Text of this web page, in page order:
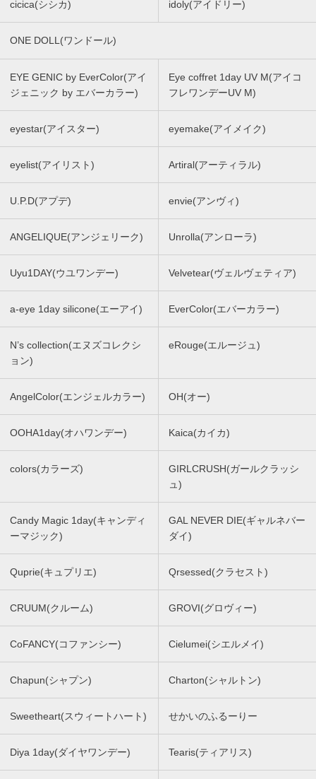
cicica(シシカ) idoly(アイドリー)
ONE DOLL(ワンドール)
EYE GENIC by EverColor(アイ
ジェニック by エバーカラー)
Eye coffret 1day UV M(アイコ
フレワンデーUV M)
eyestar(アイスター) eyemake(アイメイク)
eyelist(アイリスト) Artiral(アーティラル)
U.P.D(アプデ) envie(アンヴィ)
ANGELIQUE(アンジェリーク) Unrolla(アンローラ)
Uyu1DAY(ウユワンデー) Velvetear(ヴェルヴェティア)
a-eye 1day silicone(エーアイ) EverColor(エバーカラー)
N’s collection(エヌズコレクシ
ョン)
eRouge(エルージュ)
AngelColor(エンジェルカラー) OH(オー)
OOHA1day(オハワンデー) Kaica(カイカ)
colors(カラーズ)
GIRLCRUSH(ガールクラッシ
ュ)
Candy Magic 1day(キャンディ
ーマジック)
GAL NEVER DIE(ギャルネバー
ダイ)
Quprie(キュプリエ) Qrsessed(クラセスト)
CRUUM(クルーム) GROVI(グロヴィー)
CoFANCY(コファンシー) Cielumei(シエルメイ)
Chapun(シャプン) Charton(シャルトン)
Sweetheart(スウィートハート) せかいのふるーりー
Diya 1day(ダイヤワンデー) Tearis(ティアリス)